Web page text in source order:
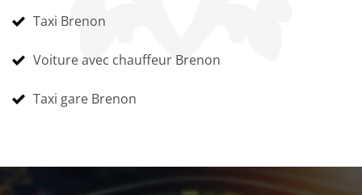
Taxi Brenon
Voiture avec chauffeur Brenon
Taxi gare Brenon